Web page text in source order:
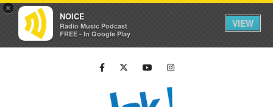
×
NOICE
Radio Music Podcast
FREE - In Google Play
VIEW